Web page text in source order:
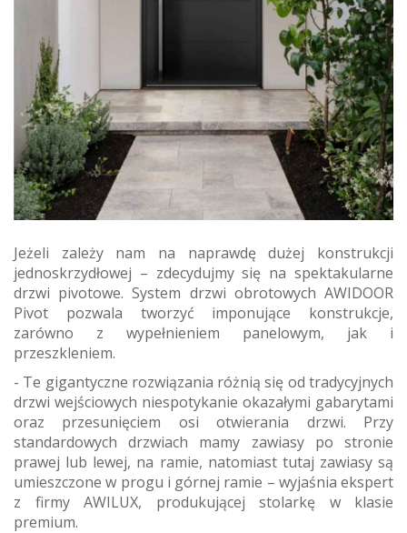
Jeżeli zależy nam na naprawdę dużej konstrukcji
jednoskrzydłowej – zdecydujmy się na spektakularne
drzwi pivotowe. System drzwi obrotowych AWIDOOR
Pivot pozwala tworzyć imponujące konstrukcje,
zarówno z wypełnieniem panelowym, jak i
przeszkleniem.
- Te gigantyczne rozwiązania różnią się od tradycyjnych
drzwi wejściowych niespotykanie okazałymi gabarytami
oraz przesunięciem osi otwierania drzwi. Przy
standardowych drzwiach mamy zawiasy po stronie
prawej lub lewej, na ramie, natomiast tutaj zawiasy są
umieszczone w progu i górnej ramie – wyjaśnia ekspert
z firmy AWILUX, produkującej stolarkę w klasie
premium.